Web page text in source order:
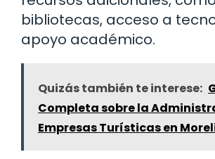
bibliotecas, acceso a
apoyo académico.
Quizás también te interese:
Completa sobre la
Empresas Turísticas en